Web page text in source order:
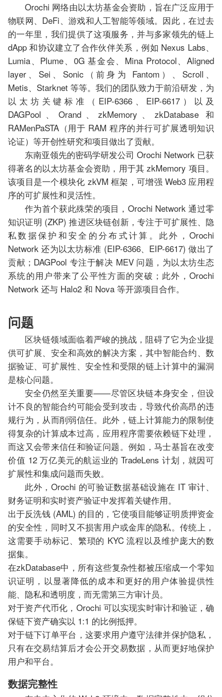
Orochi 网络由以太坊基金会资助，旨在广泛应用于
物联网、DeFi、游戏和人工智能等领域。因此，在过去
的一年里，我们提供了这项服务，并与多家领先的链上
dApp 和协议建立了合作伙伴关系，例如 Nexus Labs、
Lumia、Plume、0G 基金会、Mina Protocol、Aligned
layer、Sei、Sonic（前身为 Fantom）、Scroll、
Metis、Starknet 等等。我们的团队致力于前沿研发，为
以太坊关键标准（EIP-6366、EIP-6617）以及
DAGPool、Orand、zkMemory、zkDatabase 和
RAMenPaSTA（用于 RAM 程序的并行可扩展透明知识
论证）等开创性研究和项目做出了贡献。
东南亚领先的密码学研发公司 Orochi Network 已获
得著名的以太坊基金会资助，用于其 zkMemory 项目。
该项目是一个模块化 zkVM 框架，可增强 Web3 应用程
序的可扩展性和灵活性。
作为首个获此殊荣的项目，Orochi Network 通过零
知识证明 (ZKP) 推进区块链创新，专注于可扩展性、隐
私数据保护和安全的分布式计算。此外，Orochi
Network 还为以太坊标准 (EIP-6366、EIP-6617) 做出了
贡献；DAGPool 专注于解决 MEV 问题，为以太坊生态
系统的用户带来了公平性方面的突破；此外，Orochi
Network 还与 Halo2 和 Nova 等开源项目合作。
问题
区块链领域面临着严峻的挑战，阻碍了它为企业提
供可扩展、安全和高效的解决方案，其中智能合约、数
据验证、可扩展性、安全性和受限的链上计算中的漏洞
是核心问题。
安全仍然至关重要——尽管区块链本身安全，但设
计不良的智能合约可能会受到攻击，导致代价高昂的违
规行为，从而削弱信任。此外，链上计算能力的限制使
得复杂的计算成本过高，应用程序需要依赖链下处理，
而这又会带来信任和验证问题。例如，马士基旨在改变
价值 12 万亿美元的航运业的 TradeLens 计划，就因可
扩展性和集成问题而失败。
此外，Orochi 的可验证数据基础设施在 IT 审计、
财务证明和实时资产验证中发挥着关键作用。
出于反洗钱 (AML) 的目的，它使项目能够证明质押资金
的安全性，同时又不损害用户或金库的隐私。传统上，
这需要手动标记、繁琐的 KYC 流程以及维护庞大的数
据集。
在zkDatabase中，所有这些复杂性都被压缩成一个零知
识证明，以显著降低的成本和更好的用户体验提供性
能、隐私和透明度，而无需第三方审计员。
对于资产代币化，Orochi 可以实现实时审计和验证，确
保链下资产确实以 1:1 的比例抵押。
对于链下订单平台，这要求用户遵守法律并保护隐私，
只有在交易结算后才会公开交易数据，从而更好地保护
用户和平台。
数据完整性